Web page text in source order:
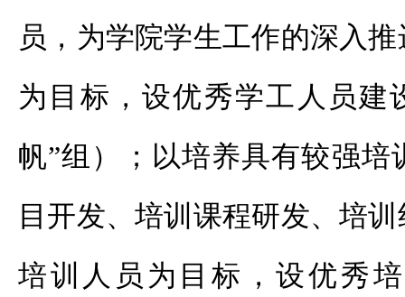
员，为学院学生工作的深入
为目标，设优秀学工人员建
帆”组）；以培养具有较强培
目开发、培训课程研发、培
培训人员为目标，设优秀